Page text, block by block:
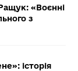
«Воєнні
з
історія